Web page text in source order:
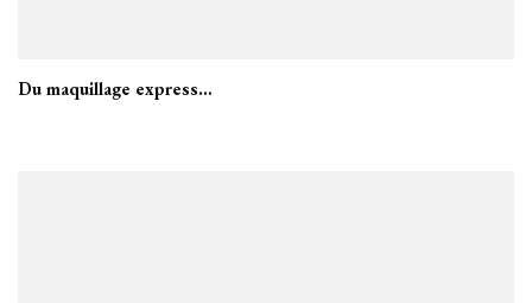
Du maquillage express…